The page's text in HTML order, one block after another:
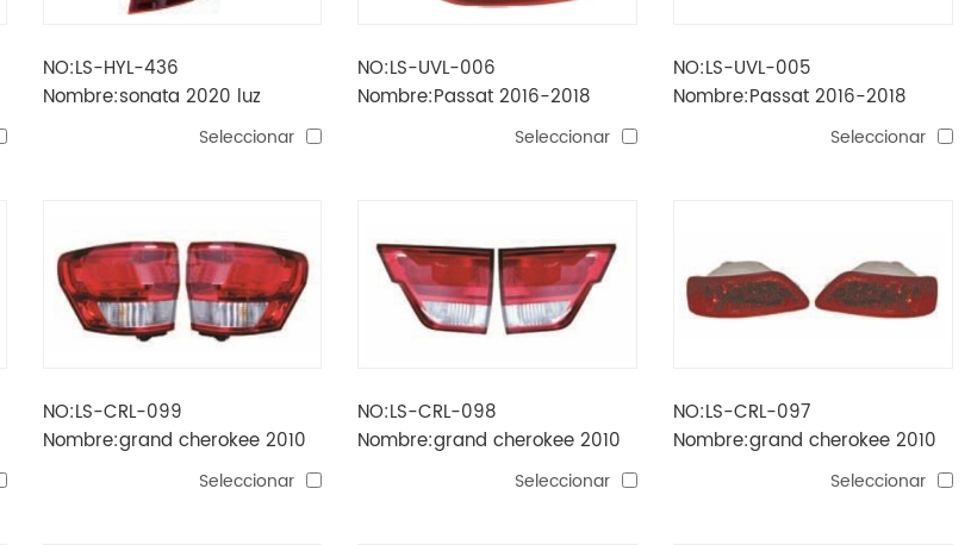
NO:LS-HYL-436
Nombre:sonata 2020 luz
trasera led exteriorSeleccionar
NO:LS-UVL-006
Nombre:Passat 2016-2018
EE.UU.luz trasera LED exterior
Seleccionar
NO:LS-UVL-005
Nombre:Passat 2016-2018
EE.UU.luz trasera LED exterior
Seleccionar
NO:LS-CRL-099
Nombre:grand cherokee 2010
luz trasera exteriorSeleccionar
NO:LS-CRL-098
Nombre:grand cherokee 2010
Seleccionar
NO:LS-CRL-097
Nombre:grand cherokee 2010
luz antiniebla traseraSeleccionar